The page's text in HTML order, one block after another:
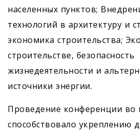
населенных пунктов;
технологий в архитектуру и
экономика строительства;
строительстве, безопасность
жизнедеятельности и
источники энергии.
Проведение конференции во
способствовало укреплению